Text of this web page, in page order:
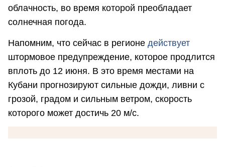
облачность, во время которой преобладает
солнечная погода.
Напомним, что сейчас в регионе действует
штормовое предупреждение, которое продлится
вплоть до 12 июня. В это время местами на
Кубани прогнозируют сильные дожди, ливни с
грозой, градом и сильным ветром, скорость
которого может достичь 20 м/с.